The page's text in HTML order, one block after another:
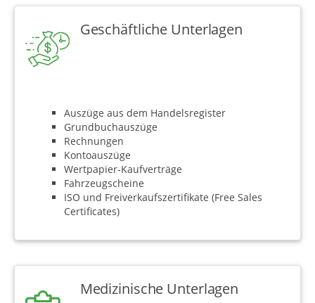
Geschäftliche Unterlagen
Auszüge aus dem Handelsregister
Grundbuchauszüge
Rechnungen
Kontoauszüge
Wertpapier-Kaufverträge
Fahrzeugscheine
ISO und Freiverkaufszertifikate (Free Sales
Certificates)
Medizinische Unterlagen